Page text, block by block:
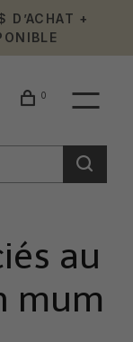
D’ACHAT +
0
au
mum